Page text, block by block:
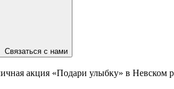
Связаться с нами
акция «Подари улыбку» в Невском